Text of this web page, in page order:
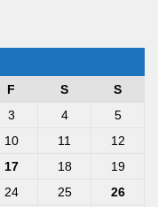
F S
S
3 4
5
10 11
12
17 18
19
24 25
26